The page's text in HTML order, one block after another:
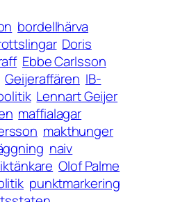
bordellhärva
Doris
Ebbe Carlsson
Geijeraffären IB-
Lennart Geijer
maffialagar
makthunger
naiv
Olof Palme
punktmarkering